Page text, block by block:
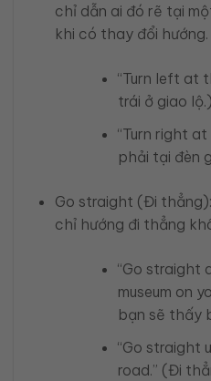
chỉ dẫn ai đó rẽ tại
khi có thay đổi hướng.
“Turn left at
trái ở giao lộ.)
“Turn right
phải tại đèn
Go straight (Đi
chỉ hướng đi thẳng
“Go straight
museum on
bạn sẽ thấy
“Go straight
road.” (Đi